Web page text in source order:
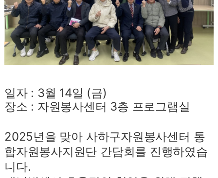
일자 : 3월 14일 (금)
장소 : 자원봉사센터 3층 프로그램실
2025년을 맞아 사하구자원봉사센터 통
합자원봉사지원단 간담회를 진행하였습
니다.